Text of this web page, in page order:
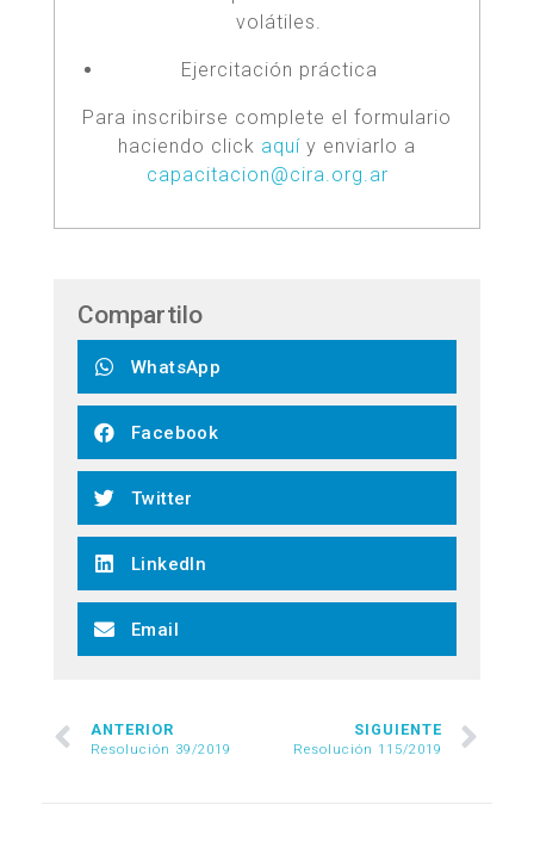
volátiles.
Ejercitación práctica
Para inscribirse complete el formulario
haciendo click aquí y enviarlo a
capacitacion@cira.org.ar
Compartilo
WhatsApp
Facebook
Twitter
LinkedIn
Email
ANTERIOR
Resolución 39/2019
SIGUIENTE
Resolución 115/2019